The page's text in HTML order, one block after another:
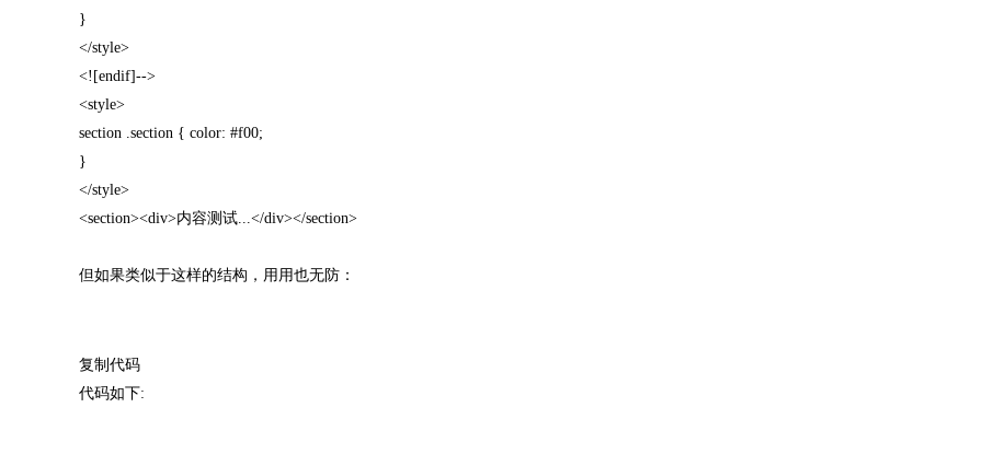
}
</style>
<![endif]-->
<style>
section .section { color: #f00;
}
</style>
<section><div>内容测试...</div></section>
但如果类似于这样的结构，用用也无防：
复制代码
代码如下: